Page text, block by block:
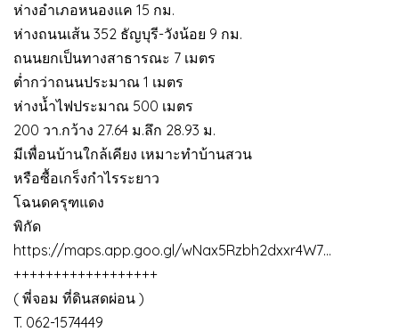
ห่างอำเภอหนองแค 15 กม.
ห่างถนนเส้น 352 ธัญบุรี-วังน้อย 9 กม.
ถนนยกเป็นทางสาธารณะ 7 เมตร
ต่ำกว่าถนนประมาณ 1 เมตร
ห่างน้ำไฟประมาณ 500 เมตร
200 วา.กว้าง 27.64 ม.ลึก 28.93 ม.
มีเพื่อนบ้านใกล้เคียง เหมาะทำบ้านสวน
หรือซื้อเกร็งกำไรระยาว
โฉนดครุฑแดง
พิกัด
https://maps.app.goo.gl/wNax5Rzbh2dxxr4W7…
++++++++++++++++++
( พี่จอม ที่ดินสดผ่อน )
T. 062-1574449